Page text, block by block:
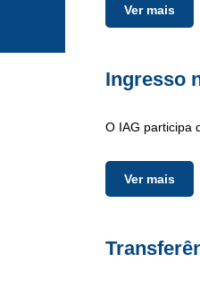
Ver mais
Ingresso
O IAG participa
Ver mais